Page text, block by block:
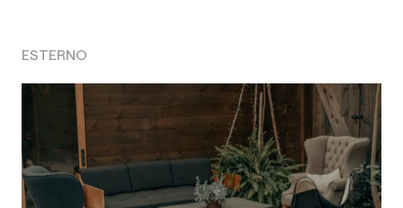
ESTERNO